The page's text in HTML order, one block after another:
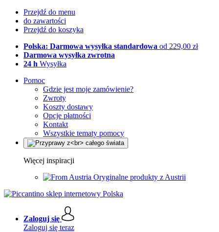
Przejdź do menu
do zawartości
Przejdź do koszyka
Polska: Darmowa wysyłka standardowa od 229,00 zł
Darmowa wysyłka zwrotna
24 h Wysyłka
Pomoc
Gdzie jest moje zamówienie?
Zwroty
Koszty dostawy
Opcje płatności
Kontakt
Wszystkie tematy pomocy
Więcej inspiracji
Oryginalne produkty z Austrii
Zaloguj się
Zaloguj się teraz